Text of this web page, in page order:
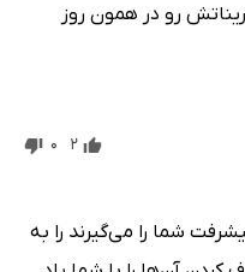
رو در همون روز
2
0
شما را می‌گیرند را به